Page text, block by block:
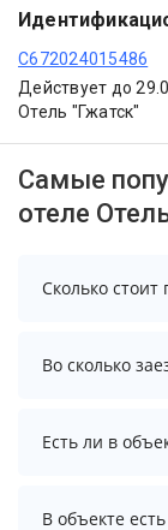
С672024015486
Действует до
Отель "Гжатск"
Самые
отеле
Сколько
Стоимость
рублей.
Во сколько
Заезд
Есть ли в
В объекте нет
В объекте